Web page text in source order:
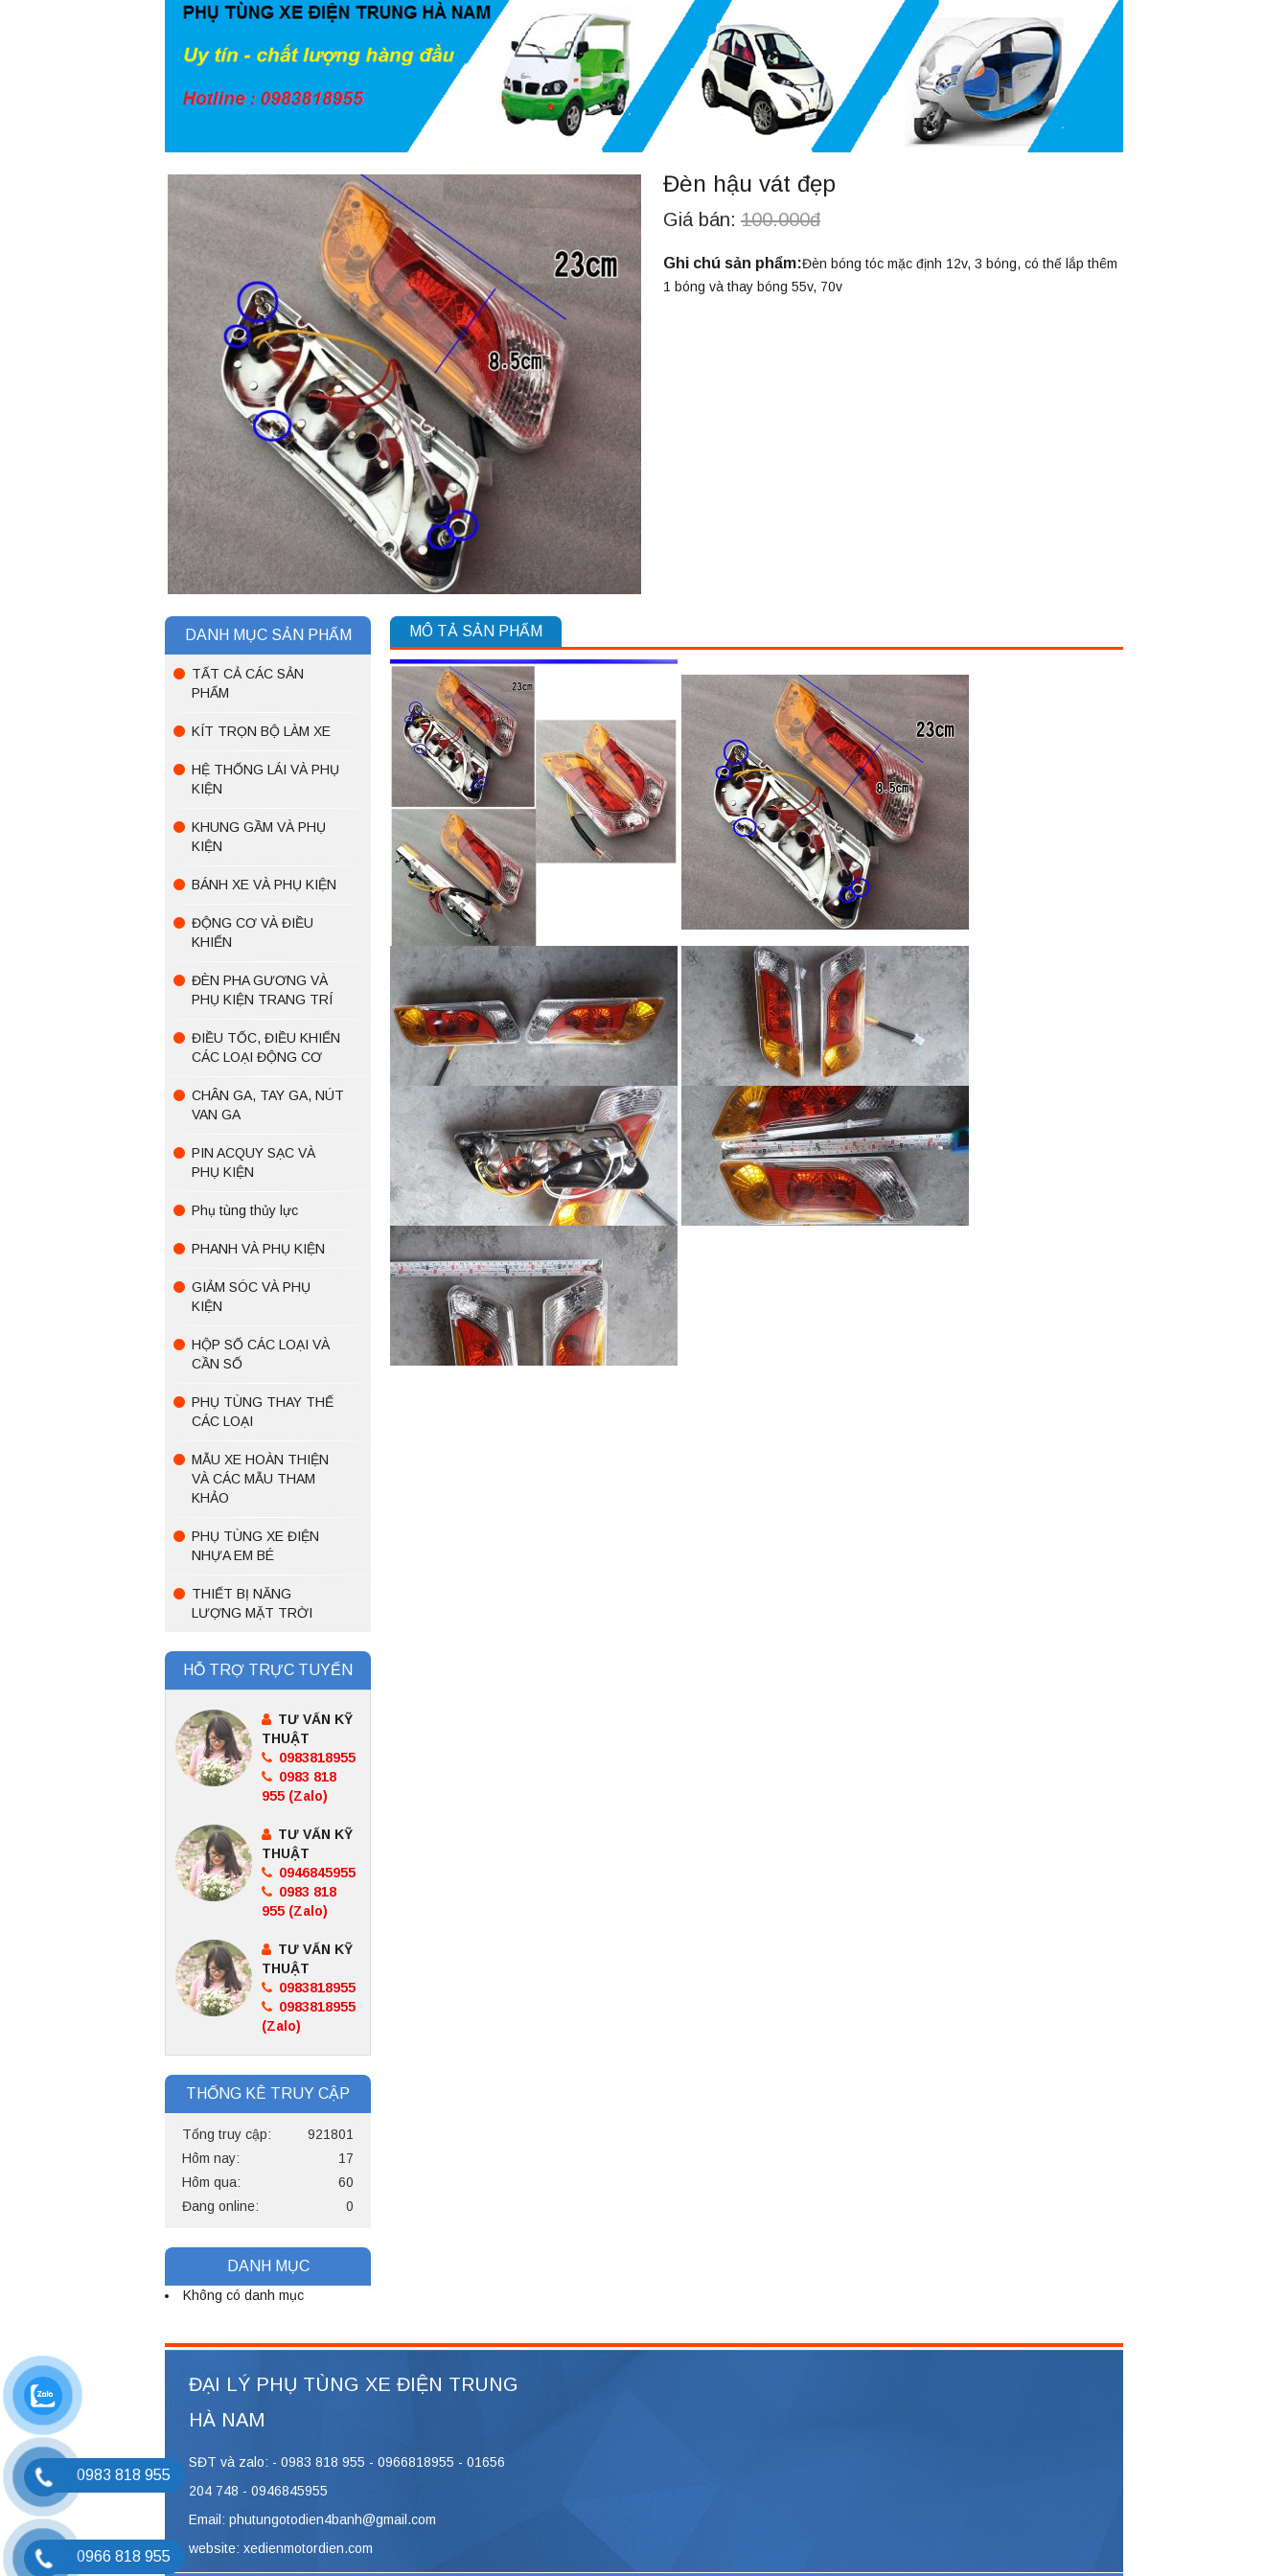
Đèn hậu vát đẹp
Giá bán: 100.000đ
Ghi chú sản phẩm:Đèn bóng tóc mặc định 12v, 3 bóng, có thể lắp thêm
1 bóng và thay bóng 55v, 70v
MÔ TẢ SẢN PHẨM
DANH MỤC SẢN PHẨM
TẤT CẢ CÁC SẢN
PHẨM
KÍT TRỌN BỘ LÀM XE
HỆ THỐNG LÁI VÀ PHỤ
KIỆN
KHUNG GẦM VÀ PHỤ
KIỆN
BÁNH XE VÀ PHỤ KIỆN
ĐỘNG CƠ VÀ ĐIỀU
KHIỂN
ĐÈN PHA GƯƠNG VÀ
PHỤ KIỆN TRANG TRÍ
ĐIỀU TỐC, ĐIỀU KHIỂN
CÁC LOẠI ĐỘNG CƠ
CHÂN GA, TAY GA, NÚT
VAN GA
PIN ACQUY SẠC VÀ
PHỤ KIỆN
Phụ tùng thủy lực
PHANH VÀ PHỤ KIỆN
GIẢM SÓC VÀ PHỤ
KIỆN
HỘP SỐ CÁC LOẠI VÀ
CẦN SỐ
PHỤ TÙNG THAY THẾ
CÁC LOẠI
MẪU XE HOÀN THIỆN
VÀ CÁC MẪU THAM
KHẢO
PHỤ TÙNG XE ĐIỆN
NHỰA EM BÉ
THIẾT BỊ NĂNG
LƯỢNG MẶT TRỜI
HỖ TRỢ TRỰC TUYẾN
TƯ VẤN KỸ
THUẬT
0983818955
0983 818
955 (Zalo)
TƯ VẤN KỸ
THUẬT
0946845955
0983 818
955 (Zalo)
TƯ VẤN KỸ
THUẬT
0983818955
0983818955
(Zalo)
THỐNG KÊ TRUY CẬP
921801
Tổng truy cập:
17
Hôm nay:
60
Hôm qua:
0
Đang online:
DANH MỤC
Không có danh mục
ĐẠI LÝ PHỤ TÙNG XE ĐIỆN TRUNG
HÀ NAM
SĐT và zalo: - 0983 818 955 - 0966818955 - 01656
204 748 - 0946845955
Email: phutungotodien4banh@gmail.com
website: xedienmotordien.com
0983 818 955
0966 818 955